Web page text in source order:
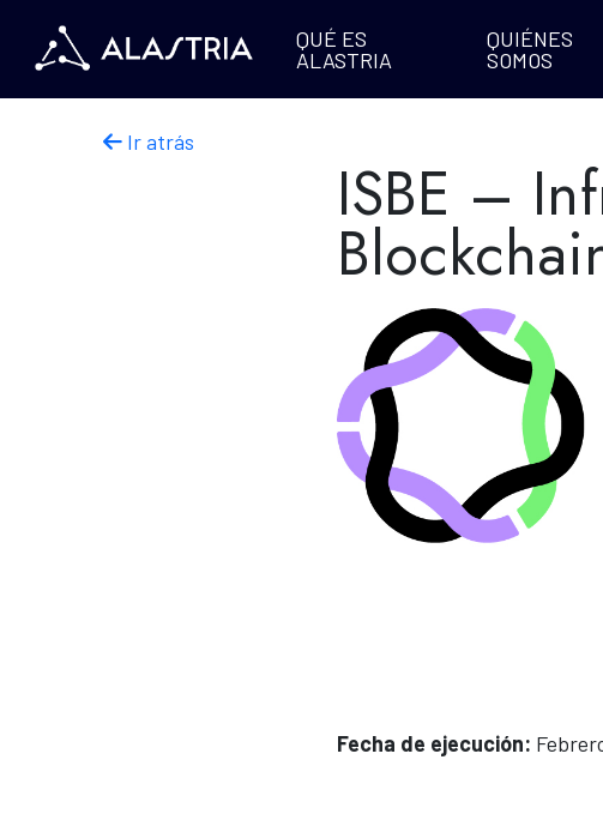
QUÉ ES
ALASTRIA
QUIÉNES
SOMOS
Ir atrás
ISBE –
Fecha de ejecución: